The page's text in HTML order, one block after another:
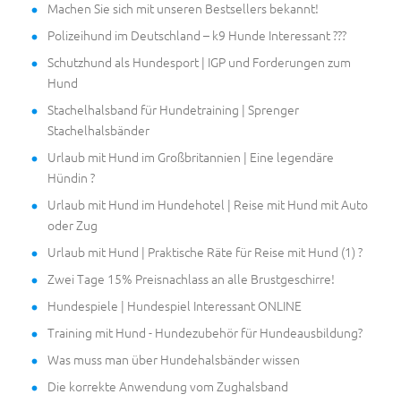
Machen Sie sich mit unseren Bestsellers bekannt!
Polizeihund im Deutschland – k9 Hunde Interessant ???
Schutzhund als Hundesport | IGP und Forderungen zum
Hund
Stachelhalsband für Hundetraining | Sprenger
Stachelhalsbänder
Urlaub mit Hund im Großbritannien | Eine legendäre
Hündin ?
Urlaub mit Hund im Hundehotel | Reise mit Hund mit Auto
oder Zug
Urlaub mit Hund | Praktische Räte für Reise mit Hund (1) ?
Zwei Tage 15% Preisnachlass an alle Brustgeschirre!
Hundespiele | Hundespiel Interessant ONLINE
Training mit Hund - Hundezubehör für Hundeausbildung?
Was muss man über Hundehalsbänder wissen
Die korrekte Anwendung vom Zughalsband